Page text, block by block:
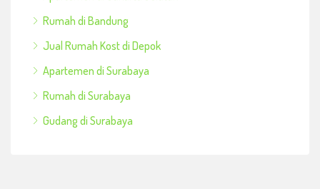
Rumah di Bandung
Jual Rumah Kost di Depok
Apartemen di Surabaya
Rumah di Surabaya
Gudang di Surabaya